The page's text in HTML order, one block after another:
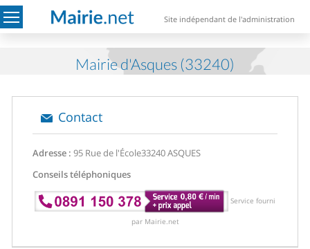
Site indépendant de l'administration
Mairie d'Asques (33240)
Contact
Adresse : 95 Rue de l'École33240 ASQUES
Conseils téléphoniques
Service fourni
par Mairie.net